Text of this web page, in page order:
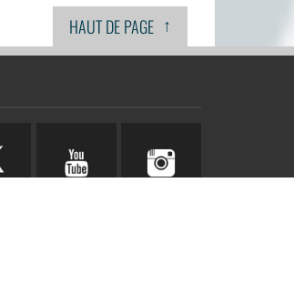
HAUT DE PAGE ↑